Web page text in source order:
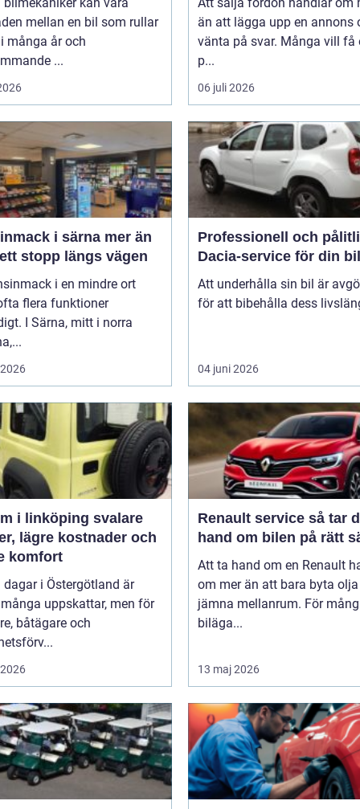
mellan en bil som rullar
många år och
...
än att lägga upp en annons
vänta på svar. Många vill få
p...
06 juli 2026
i särna mer än
stopp längs vägen
i en mindre ort
flera funktioner
I Särna, mitt i norra
Professionell och
Dacia-service för din bil
Att underhålla sin bil är
för att bibehålla dess
04 juni 2026
linköping svalare
lägre kostnader och
komfort
dagar i Östergötland är
uppskattar, men för
båtägare och
Renault service så tar du
hand om bilen på rätt
Att ta hand om en Renault
om mer än att bara byta
jämna mellanrum. För
biläga...
13 maj 2026